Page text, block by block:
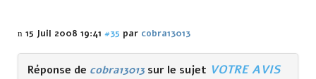
15 Juil 2008 19:41 #35 par cobra13013
Réponse de cobra13013 sur le sujet VOTRE AVIS